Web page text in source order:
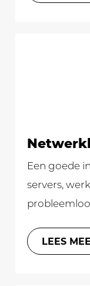
Een goede
servers,
LEES